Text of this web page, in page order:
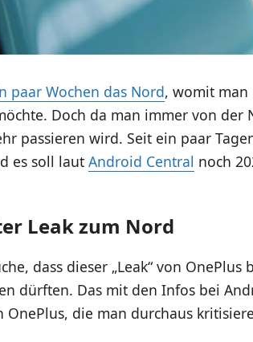
paar Wochen das Nord, womit
Doch da man immer von der
passieren wird. Seit ein paar
es soll laut Android Central noch
Leak zum Nord
dass dieser „Leak“ von OnePlus
dürften. Das mit den Infos bei
die man durchaus